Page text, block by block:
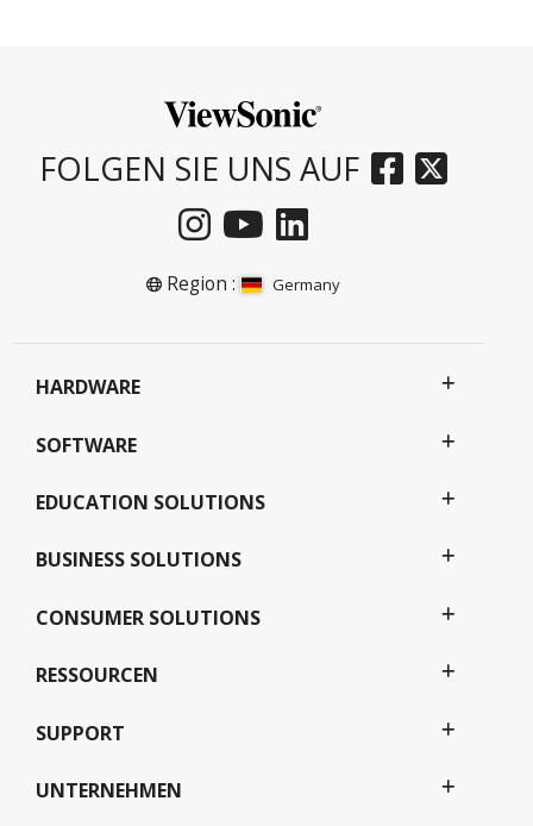
FOLGEN SIE UNS AUF
Region : Germany
HARDWARE
SOFTWARE
EDUCATION SOLUTIONS
BUSINESS SOLUTIONS
CONSUMER SOLUTIONS
RESSOURCEN
SUPPORT
UNTERNEHMEN